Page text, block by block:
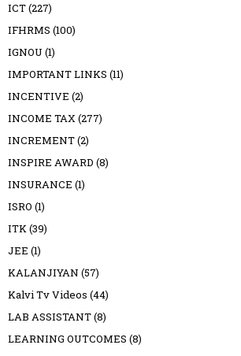
ICT(227)
IFHRMS (100)
IGNOU (1)
IMPORTANT LINKS (11)
INCENTIVE (2)
INCOME TAX(277)
INCREMENT(2)
INSPIRE AWARD (8)
INSURANCE (1)
ISRO (1)
ITK(39)
JEE (1)
KALANJIYAN (57)
Kalvi Tv Videos (44)
LAB ASSISTANT(8)
LEARNING OUTCOMES (8)